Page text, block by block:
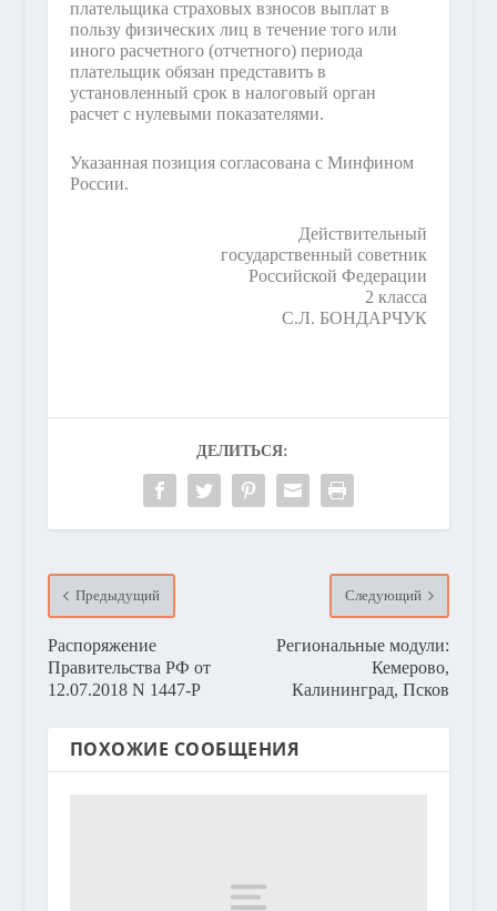
плательщика страховых взносов выплат в
пользу физических лиц в течение того или
иного расчетного (отчетного) периода
плательщик обязан представить в
установленный срок в налоговый орган
расчет с нулевыми показателями.
Указанная позиция согласована с Минфином
России.
Действительный
государственный советник
Российской Федерации
2 класса
С.Л. БОНДАРЧУК
ДЕЛИТЬСЯ:
Предыдущий
Распоряжение
Правительства РФ от
12.07.2018 N 1447-Р
Следующий
Региональные модули:
Кемерово,
Калининград, Псков
ПОХОЖИЕ СООБЩЕНИЯ